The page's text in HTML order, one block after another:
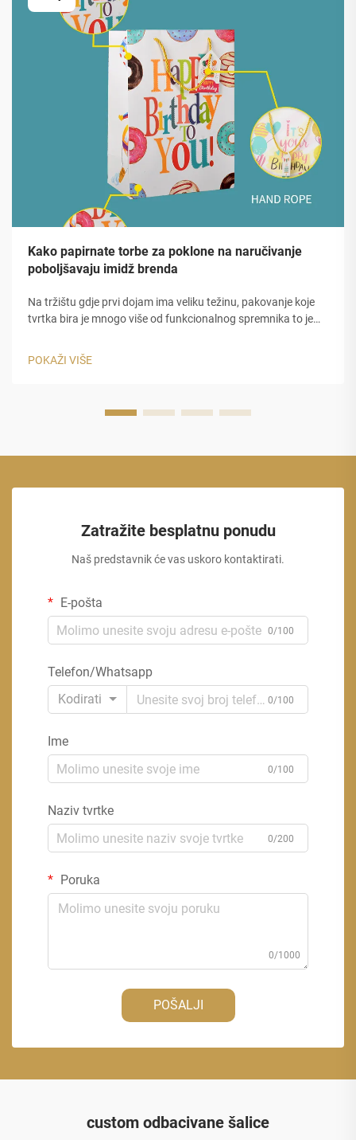
Kako papirnate torbe za poklone na naručivanje
poboljšavaju imidž brenda
Na tržištu gdje prvi dojam ima veliku težinu, pakovanje koje
tvrtka bira je mnogo više od funkcionalnog spremnika to je
POKAŽI VIŠE
Zatražite besplatnu ponudu
Naš predstavnik će vas uskoro kontaktirati.
E-pošta
0/100
Telefon/Whatsapp
Kodirati
0/100
Ime
0/100
Naziv tvrtke
0/200
Poruka
0/1000
POŠALJI
custom odbacivane šalice